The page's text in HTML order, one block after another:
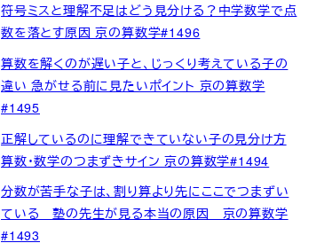
符号ミスと理解不足はどう見分ける？中学数学で点
数を落とす原因 京の算数学#1496
算数を解くのが遅い子と、じっくり考えている子の
違い 急がせる前に見たいポイント 京の算数学
#1495
正解しているのに理解できていない子の見分け方
算数・数学のつまずきサイン 京の算数学#1494
分数が苦手な子は、割り算より先にここでつまずい
ている 塾の先生が見る本当の原因 京の算数学
#1493